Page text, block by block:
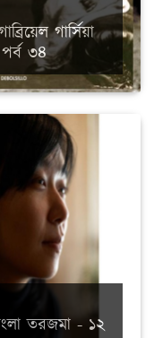
গার্সিয়া
৩৪
তরজমা - ১২